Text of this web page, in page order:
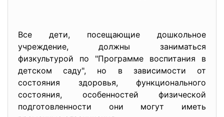
Все дети, посещающие дошкольное
учреждение, должны заниматься
физкультурой по "Программе воспитания в
детском саду", но в зависимости от
состояния здоровья, функционального
состояния, особенностей физической
подготовленности они могут иметь